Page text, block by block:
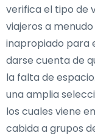
verifica el tipo de
viajeros a
inapropiado para
darse cuenta de
la falta de espacio.
una amplia
los cuales viene
cabida a grupos